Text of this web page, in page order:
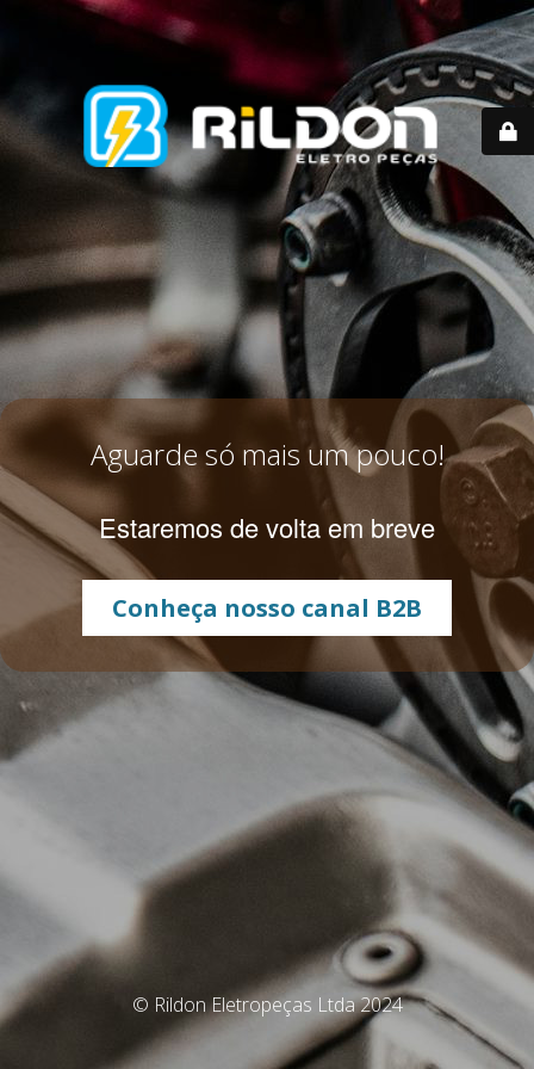
Aguarde só mais um pouco!
Estaremos de volta em breve
Conheça nosso canal B2B
© Rildon Eletropeças Ltda 2024